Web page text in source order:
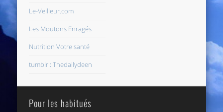
Le-Veilleur.com
Les Moutons Enragés
Nutrition Votre santé
tumblr : Thedailydeen
Pour les habitués